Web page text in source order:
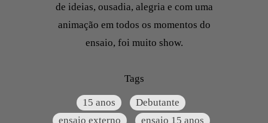
de ideias, ousadia, alegria e com uma
animação em todos os momentos do
ensaio, foi muito show.
Tags
15 anos
Debutante
ensaio externo
ensaio 15 anos